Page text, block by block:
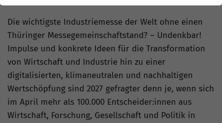
Die wichtigste Industriemesse der Welt ohne einen
Thüringer Messegemeinschaftstand? – Undenkbar!
Impulse und konkrete Ideen für die Transformation
von Wirtschaft und Industrie hin zu einer
digitalisierten, klimaneutralen und nachhaltigen
Wertschöpfung sind 2027 gefragter denn je, wenn sich
im April mehr als 100.000 Entscheider:innen aus
Wirtschaft, Forschung, Gesellschaft und Politik in